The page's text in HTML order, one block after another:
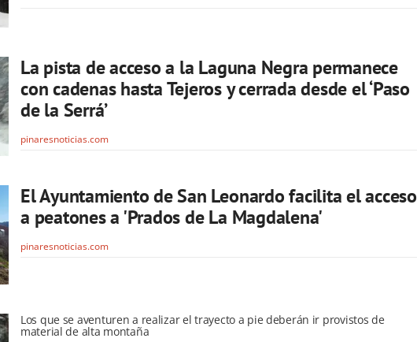
La pista de acceso a la Laguna Negra permanece
con cadenas hasta Tejeros y cerrada desde el ‘Paso
de la Serrá’
pinaresnoticias.com
El Ayuntamiento de San Leonardo facilita el acceso
a peatones a 'Prados de La Magdalena'
pinaresnoticias.com
Los que se aventuren a realizar el trayecto a pie deberán ir provistos de
material de alta montaña